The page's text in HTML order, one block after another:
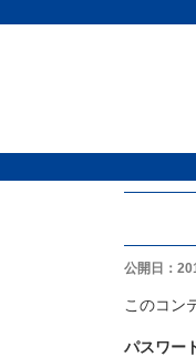
公開日：
このコン
パスワー